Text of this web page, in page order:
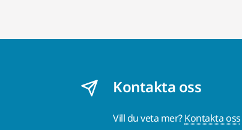
Kontakta oss
Vill du veta mer?Kontakta oss